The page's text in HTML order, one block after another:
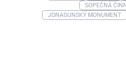
SOPEČNÁ
JONAGUNSKÝ MONUMENT